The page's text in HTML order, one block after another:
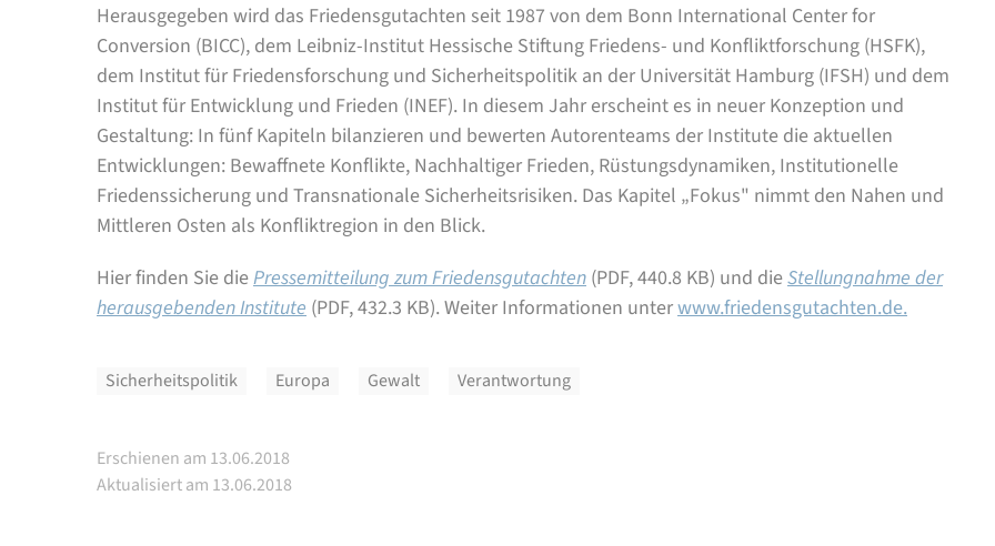
Herausgegeben wird das Friedensgutachten seit 1987 von dem Bonn International Center for
Conversion (BICC), dem Leibniz-Institut Hessische Stiftung Friedens- und Konfliktforschung (HSFK),
dem Institut für Friedensforschung und Sicherheitspolitik an der Universität Hamburg (IFSH) und dem
Institut für Entwicklung und Frieden (INEF). In diesem Jahr erscheint es in neuer Konzeption und
Gestaltung: In fünf Kapiteln bilanzieren und bewerten Autorenteams der Institute die aktuellen
Entwicklungen: Bewaffnete Konflikte, Nachhaltiger Frieden, Rüstungsdynamiken, Institutionelle
Friedenssicherung und Transnationale Sicherheitsrisiken. Das Kapitel „Fokus" nimmt den Nahen und
Mittleren Osten als Konfliktregion in den Blick.
Hier finden Sie diePressemitteilung zum Friedensgutachten (PDF, 440.8 KB) und dieStellungnahme der
herausgebenden Institute (PDF, 432.3 KB). Weiter Informationen unterwww.friedensgutachten.de.
Sicherheitspolitik Europa Gewalt Verantwortung
Erschienen am 13.06.2018
Aktualisiert am 13.06.2018